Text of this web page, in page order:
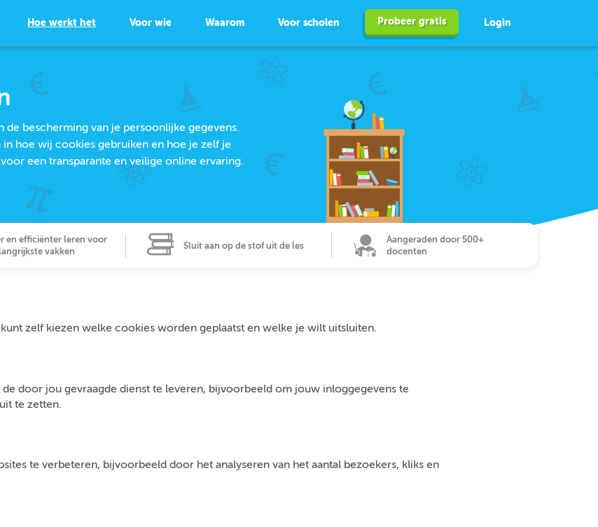
Hoe werkt het Voor wie Waarom Voor scholen Probeer gratis Login
bescherming van je persoonlijke gegevens.
hoe wij cookies gebruiken en hoe je zelf je
een transparante en veilige online ervaring.
en efficiënter leren voor
vakken
Sluit aan op de stof uit de les
Aangeraden door 500+
docenten
zelf kiezen welke cookies worden geplaatst en welke je wilt uitsluiten.
door jou gevraagde dienst te leveren, bijvoorbeeld om jouw inloggegevens te
te zetten.
te verbeteren, bijvoorbeeld door het analyseren van het aantal bezoekers, kliks en